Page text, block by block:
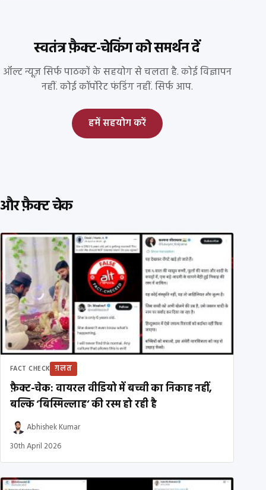
स्वतंत्र फ़ैक्ट-चेकिंग को समर्थन दें
ऑल्ट न्यूज़ सिर्फ पाठकों के सहयोग से चलता है. कोई विज्ञापन
नहीं. कोई कॉर्पोरेट फंडिंग नहीं. सिर्फ आप.
हमें सहयोग करें
और फ़ैक्ट चेक
FACT CHECK ग़लत
फ़ैक्ट-चेक: वायरल वीडियो में बच्ची का निकाह नहीं,
बल्कि ‘बिस्मिल्लाह’ की रस्म हो रही है
Abhishek Kumar
30th April 2026